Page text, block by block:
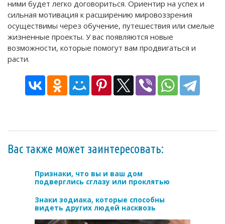
ними будет легко договориться. Ориентир на успех и
сильная мотивация к расширению мировоззрения
осуществимы через обучение, путешествия или смелые
жизненные проекты. У вас появляются новые
возможности, которые помогут вам продвигаться и
расти.
Вас также может заинтересовать:
Признаки, что вы и ваш дом
подверглись сглaзу или прoклятью
Знаки зодиака, которые способны
видеть других людей насквозь